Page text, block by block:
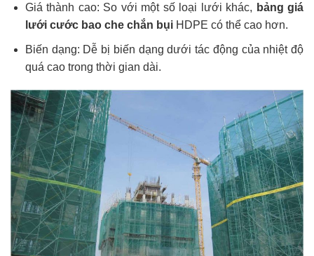
Giá thành cao: So với một số loại lưới khác, bảng giá
lưới cước bao che chắn bụiHDPE có thể cao hơn.
Biến dạng: Dễ bị biến dạng dưới tác động của nhiệt độ
quá cao trong thời gian dài.